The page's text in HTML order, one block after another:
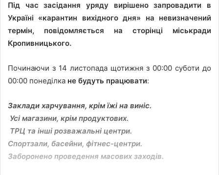
Під час засідання уряду вирішено запровадити в
Україні «карантин вихідного дня» на невизначений
термін, повідомляється на сторінці міськради
Кропивницького.
Починаючи з 14 листопада щотижня з 00:00 суботи до
00:00 понеділка не будуть працювати:
Заклади харчування, крім їжі на виніс.
Усі магазини, крім продуктових.
ТРЦ та інші розважальні центри.
Спортзали, басейни, фітнес-центри.
Заборонено проведення масових заходів.